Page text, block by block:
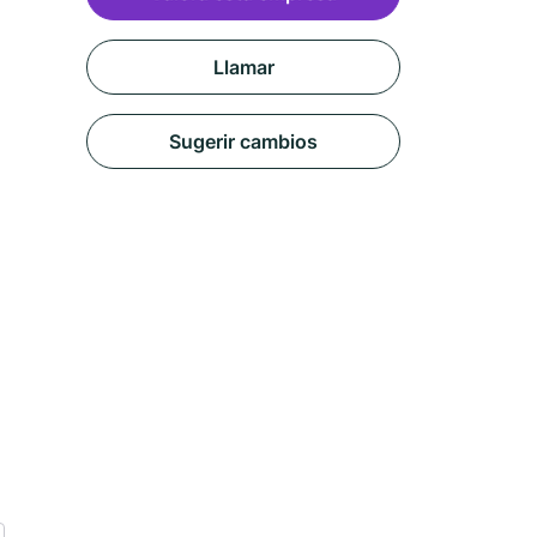
Llamar
Sugerir cambios